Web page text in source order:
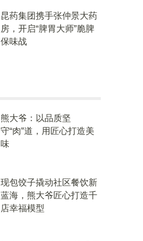
昆药集团携手张仲景大药
房，开启“脾胃大师”脆脾
保味战
熊大爷：以品质坚
守“肉”道，用匠心打造美
味
现包饺子撬动社区餐饮新
蓝海，熊大爷匠心打造千
店幸福模型